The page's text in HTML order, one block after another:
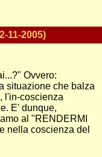
11-2005)
Ovvero:
situazione che balza
l'in-coscienza
E' dunque,
al "RENDERMI
nella coscienza del